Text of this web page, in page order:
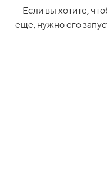
Если вы хотите,
еще, нужно его